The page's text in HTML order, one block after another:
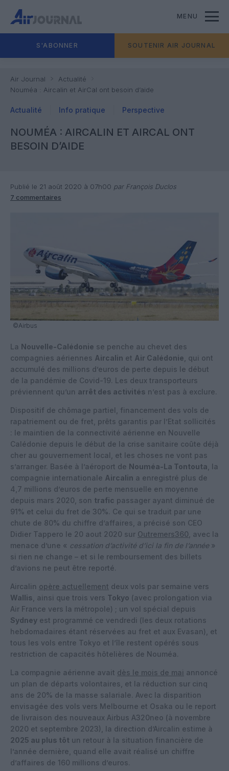
MENU
S'ABONNER SOUTENIR AIR JOURNAL
Air Journal
Actualité
Nouméa : Aircalin et AirCal ont besoin d’aide
Actualité Info pratique Perspective
NOUMÉA : AIRCALIN ET AIRCAL ONT
BESOIN D’AIDE
Publié le 21 août 2020 à 07h00 par François Duclos
7 commentaires
©Airbus
La Nouvelle-Calédonie se penche au chevet des
compagnies aériennes Aircalin et Air Calédonie , qui ont
accumulé des millions d’euros de perte depuis le début
de la pandémie de Covid-19. Les deux transporteurs
préviennent qu’un arrêt des activités n’est pas à exclure.
Dispositif de chômage partiel, financement des vols de
rapatriement ou de fret, prêts garantis par l’Etat sollicités
: le maintien de la connectivité aérienne en Nouvelle
Calédonie depuis le début de la crise sanitaire coûte déjà
cher au gouvernement local, et les choses ne vont pas
s’arranger. Basée à l’aéroport de Nouméa-La Tontouta , la
compagnie internationale Aircalin a enregistré plus de
4,7 millions d’euros de perte mensuelle en moyenne
depuis mars 2020, son trafic passager ayant diminué de
91% et celui du fret de 30%. Ce qui se traduit par une
chute de 80% du chiffre d’affaires, a précisé son CEO
Didier Tappero le 20 aout 2020 sur Outremers360 , avec la
menace d’une « cessation d’activité d’ici la fin de l’année »
si rien ne change – et si le remboursement des billets
d’avions ne peut être reporté.
Aircalin opère actuellement deux vols par semaine vers
Wallis , ainsi que trois vers Tokyo (avec prolongation via
Air France vers la métropole) ; un vol spécial depuis
Sydney est programmé ce vendredi (les deux rotations
hebdomadaires étant réservées au fret et aux Evasan), et
tous les vols entre Tokyo et l’île restent opérés sous
restriction de capacités hôtelières de Nouméa.
La compagnie aérienne avait dès le mois de mai annoncé
un plan de départs volontaires, et la réduction sur cinq
ans de 20% de la masse salariale. Avec la disparition
envisagée des vols vers Melbourne et Osaka ou le report
de livraison des nouveaux Airbus A320neo (à novembre
2020 et septembre 2023), la direction d’Aircalin estime à
2025 au plus tôt un retour à la situation financière de
l’année dernière, quand elle avait réalisé un chiffre
d’affaires de 160 millions d’euros.